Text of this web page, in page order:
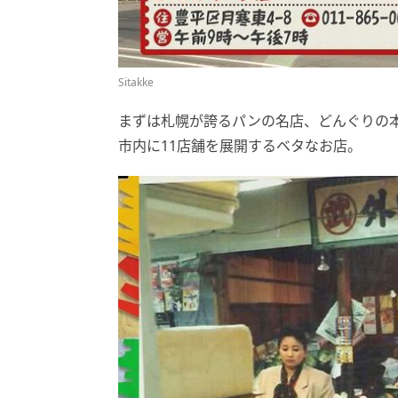
Sitakke
まずは札幌が誇るパンの名店、どんぐりの
市内に11店舗を展開するベタなお店。